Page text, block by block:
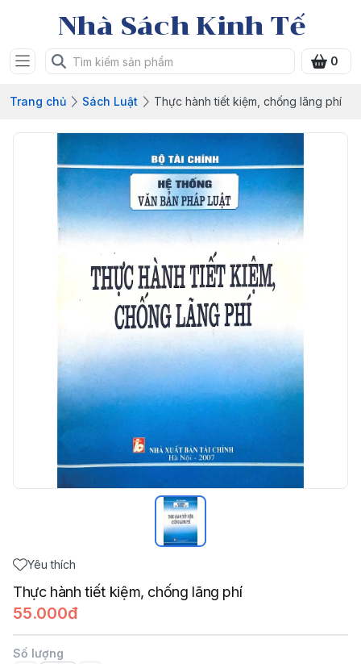
Nhà Sách Kinh Tế
0
Trang chủ Sách Luật Thực hành tiết kiệm, chống lãng phí
Yêu thích
Thực hành tiết kiệm, chống lãng phí
55.000đ
Số lượng